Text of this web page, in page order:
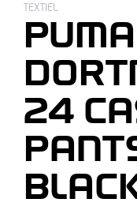
TEXTIEL
PUMA
24